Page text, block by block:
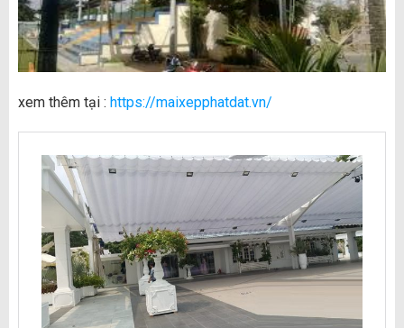
xem thêm tại : https://maixepphatdat.vn/